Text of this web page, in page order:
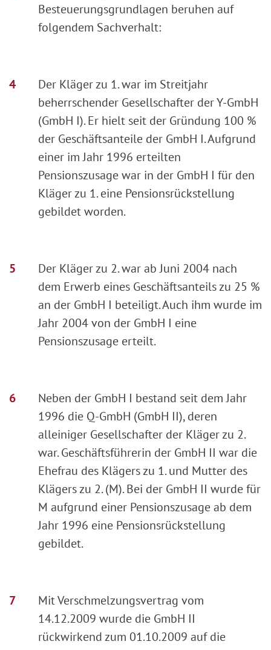
Besteuerungsgrundlagen beruhen auf
folgendem Sachverhalt:
Der Kläger zu 1. war im Streitjahr
beherrschender Gesellschafter der Y-GmbH
(GmbH I). Er hielt seit der Gründung 100 %
der Geschäftsanteile der GmbH I. Aufgrund
einer im Jahr 1996 erteilten
Pensionszusage war in der GmbH I für den
Kläger zu 1. eine Pensionsrückstellung
gebildet worden.
Der Kläger zu 2. war ab Juni 2004 nach
dem Erwerb eines Geschäftsanteils zu 25 %
an der GmbH I beteiligt. Auch ihm wurde im
Jahr 2004 von der GmbH I eine
Pensionszusage erteilt.
Neben der GmbH I bestand seit dem Jahr
1996 die Q-GmbH (GmbH II), deren
alleiniger Gesellschafter der Kläger zu 2.
war. Geschäftsführerin der GmbH II war die
Ehefrau des Klägers zu 1. und Mutter des
Klägers zu 2. (M). Bei der GmbH II wurde für
M aufgrund einer Pensionszusage ab dem
Jahr 1996 eine Pensionsrückstellung
gebildet.
Mit Verschmelzungsvertrag vom
14.12.2009 wurde die GmbH II
rückwirkend zum 01.10.2009 auf die